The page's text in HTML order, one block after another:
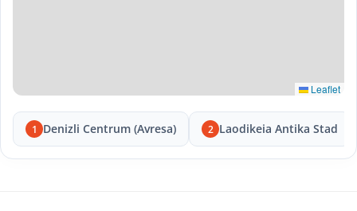
Leaflet
1 Denizli Centrum (Avresa) 2 Laodikeia Antika Stad